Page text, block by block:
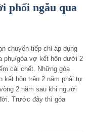
phối ngẫu qua
chuyển tiếp chỉ áp dụng
phụ/góa vợ kết hôn dưới 2
cái chết. Những góa
kết hôn trên 2 năm phải tự
2 năm sau khi người
Trước đây thì góa